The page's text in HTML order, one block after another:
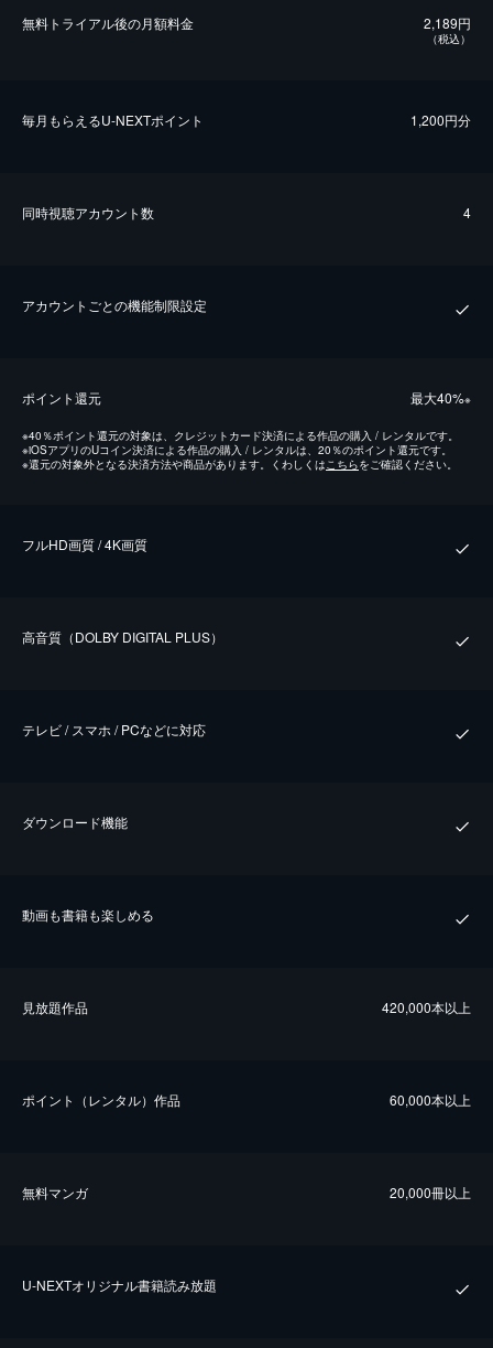
無料トライアル後の⽉額料金 2,189円
（税込）
毎⽉もらえるU-NEXTポイント 1,200円分
同時視聴アカウント数 4
アカウントごとの機能制限設定
ポイント還元 最⼤40%※
※40％ポイント還元の対象は、クレジットカード決済による作品の購入 / レンタルです。
※iOSアプリのUコイン決済による作品の購入 / レンタルは、20％のポイント還元です。
※還元の対象外となる決済方法や商品があります。くわしくは こちらをご確認ください。
フルHD画質 / 4K画質
⾼⾳質（DOLBY DIGITAL PLUS）
テレビ / スマホ / PCなどに対応
ダウンロード機能
動画も書籍も楽しめる
⾒放題作品 420,000本以上
ポイント（レンタル）作品 60,000本以上
無料マンガ 20,000冊以上
U-NEXTオリジナル書籍読み放題